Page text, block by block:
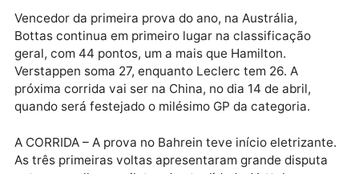
que, após largar na pole position, foi perder a
a nove voltas do final por causa de um problema no
motor. Ele acabou em terceiro e ainda ficou com o
ponto extra pela volta mais rápida na corrida. Vettel,
seu companheiro de equipe, terminou em quinto.
Vencedor da primeira prova do ano, na Austrália,
Bottas continua em primeiro lugar na classificação